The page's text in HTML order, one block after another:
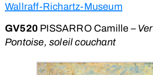
Wallraff-Richartz-Museum
GV520 PISSARRO Camille –
Pontoise, soleil couchant